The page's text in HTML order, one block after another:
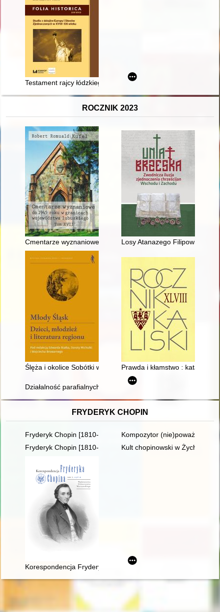
Testament rajcy łódzkiego Klemensa Czarnego z roku 1594
ROCZNIK 2023
Cmentarze wyznaniowe do 1945 roku w granicach
Losy Atanazego Filipowicza i
Ślęża i okolice Sobótki we współczesnym subregionalnym
Prawda i kłamstwo :
Działalność parafialnych oddziałów Caritasu w Jędrzejowie w
FRYDERYK CHOPIN
Fryderyk Chopin [1810-1949]
Kompozytor (nie)poważny.
Fryderyk Chopin [1810-1849]
Kult chopinowski w Żychlinie
Korespondencja Fryderyka Chopina. T. 3 cz. 4